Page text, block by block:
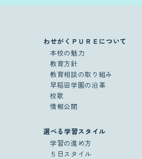
わせがくＰＵＲＥについて
本校の魅力
教育方針
教育相談の取り組み
早稲田学園の沿革
校歌
情報公開
選べる学習スタイル
学習の進め方
５日スタイル